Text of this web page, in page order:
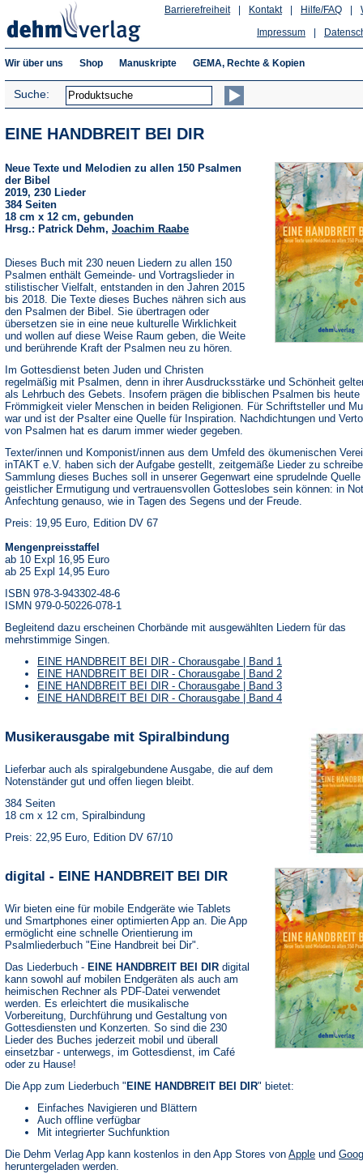
Hilfe/FAQ
Kontakt
Barrierefreiheit
Impressum
Wir über uns Shop Manuskripte GEMA, Rechte & Kopien
Suche:
EINE HANDBREIT BEI DIR
Neue Texte und Melodien zu allen 150 Psalmen
der Bibel
2019, 230 Lieder
384 Seiten
18 cm x 12 cm, gebunden
Hrsg.: Patrick Dehm, Joachim Raabe
Dieses Buch mit 230 neuen Liedern zu allen 150
Psalmen enthält Gemeinde- und Vortragslieder in
stilistischer Vielfalt, entstanden in den Jahren 2015
bis 2018. Die Texte dieses Buches nähren sich aus
den Psalmen der Bibel. Sie übertragen oder
übersetzen sie in eine neue kulturelle Wirklichkeit
und wollen auf diese Weise Raum geben, die Weite
und berührende Kraft der Psalmen neu zu hören.
Im Gottesdienst beten Juden und Christen
regelmäßig mit Psalmen, denn in ihrer Ausdrucksstärke und Schönheit
als Lehrbuch des Gebets. Insofern prägen die biblischen Psalmen bis heute
Frömmigkeit vieler Menschen in beiden Religionen. Für Schriftsteller und
war und ist der Psalter eine Quelle für Inspiration. Nachdichtungen und
von Psalmen hat es darum immer wieder gegeben.
Texter/innen und Komponist/innen aus dem Umfeld des ökumenischen
inTAKT e.V. haben sich der Aufgabe gestellt, zeitgemäße Lieder zu
Sammlung dieses Buches soll in unserer Gegenwart eine sprudelnde Quelle
geistlicher Ermutigung und vertrauensvollen Gotteslobes sein können: in
Anfechtung genauso, wie in Tagen des Segens und der Freude.
Preis: 19,95 Euro, Edition DV 67
Mengenpreisstaffel
ab 10 Expl 16,95 Euro
ab 25 Expl 14,95 Euro
ISBN 978-3-943302-48-6
ISMN 979-0-50226-078-1
Begleitend dazu erscheinen Chorbände mit ausgewählten Liedern für das
mehrstimmige Singen.
EINE HANDBREIT BEI DIR - Chorausgabe | Band 1
EINE HANDBREIT BEI DIR - Chorausgabe | Band 2
EINE HANDBREIT BEI DIR - Chorausgabe | Band 3
EINE HANDBREIT BEI DIR - Chorausgabe | Band 4
Musikerausgabe mit Spiralbindung
Lieferbar auch als spiralgebundene Ausgabe, die auf dem
Notenständer gut und offen liegen bleibt.
384 Seiten
18 cm x 12 cm, Spiralbindung
Preis: 22,95 Euro, Edition DV 67/10
digital - EINE HANDBREIT BEI DIR
Wir bieten eine für mobile Endgeräte wie Tablets
und Smartphones einer optimierten App an. Die App
ermöglicht eine schnelle Orientierung im
Psalmliederbuch "Eine Handbreit bei Dir".
Das Liederbuch - EINE HANDBREIT BEI DIR digital
kann sowohl auf mobilen Endgeräten als auch am
heimischen Rechner als PDF-Datei verwendet
werden. Es erleichtert die musikalische
Vorbereitung, Durchführung und Gestaltung von
Gottesdiensten und Konzerten. So sind die 230
Lieder des Buches jederzeit mobil und überall
einsetzbar - unterwegs, im Gottesdienst, im Café
oder zu Hause!
Die App zum Liederbuch " EINE HANDBREIT BEI DIR" bietet:
Einfaches Navigieren und Blättern
Auch offline verfügbar
Mit integrierter Suchfunktion
Die Dehm Verlag App kann kostenlos in den App Stores von Apple(Öffnet
und
heruntergeladen werden.